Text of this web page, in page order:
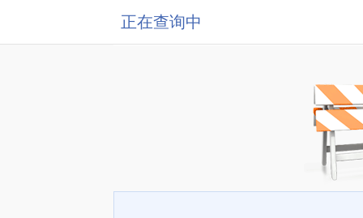
正在查询中